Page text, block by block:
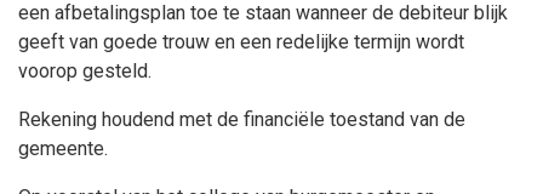
een afbetalingsplan toe te staan wanneer de debiteur blijk
geeft van goede trouw en een redelijke termijn wordt
voorop gesteld.
Rekening houdend met de financiële toestand van de
gemeente.